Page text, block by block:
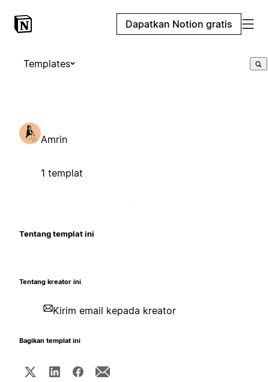
Dapatkan Notion gratis
Templates
Amrin
1 templat
Tentang templat ini
Tentang kreator ini
Kirim email kepada kreator
Bagikan templat ini